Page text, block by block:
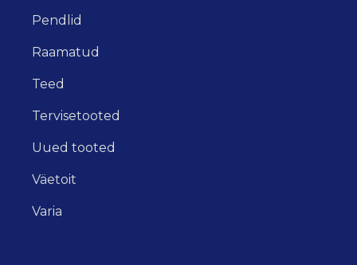
Pendlid
Raamatud
Teed
Tervisetooted
Uued tooted
Väetoit
Varia